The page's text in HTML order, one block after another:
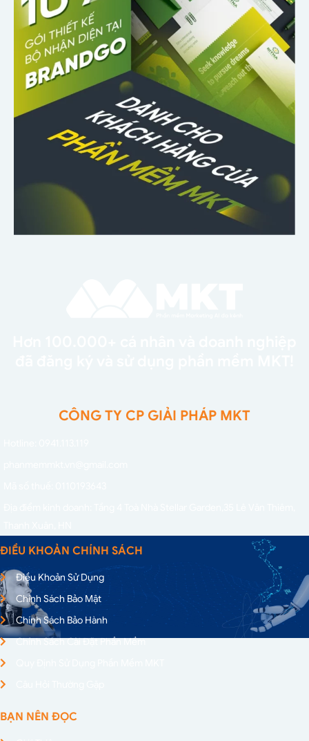
CÔNG TY CP GIẢI PHÁP MKT
ĐIỀU KHOẢN CHÍNH SÁCH
Điều Khoản Sử Dụng
Chính Sách Bảo Mật
Chính Sách Bảo Hành
Chính Sách Cài Đặt Phần Mềm
BẠN NÊN ĐỌC